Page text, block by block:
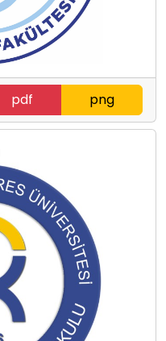
pdf png